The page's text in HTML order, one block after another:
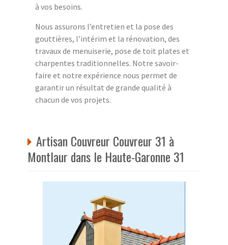
à vos besoins.
Nous assurons l’entretien et la pose des
gouttières, l’intérim et la rénovation, des
travaux de menuiserie, pose de toit plates et
charpentes traditionnelles. Notre savoir-
faire et notre expérience nous permet de
garantir un résultat de grande qualité à
chacun de vos projets.
Artisan Couvreur Couvreur 31 à
Montlaur dans le Haute-Garonne 31